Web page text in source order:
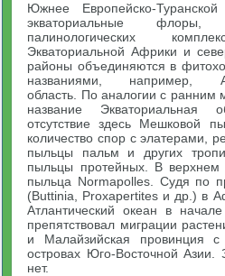
Южнее Европейско-Туранской
экваториальные
палинологических
Экваториальной Африки и
районы объединяются в
названиями, например,
область. По аналогии с ранним
название Экваториальная
отсутствие здесь Мешковой
количество спор с элатерами,
пыльцы пальм и других
пыльцы протейных. В верхнем
пыльца Normapolles. Судя по
(Buttinia, Proxapertites и др.) в
Атлантический океан в
препятствовал миграции
и Малайзийская провинция
островах Юго-Восточной
нет.